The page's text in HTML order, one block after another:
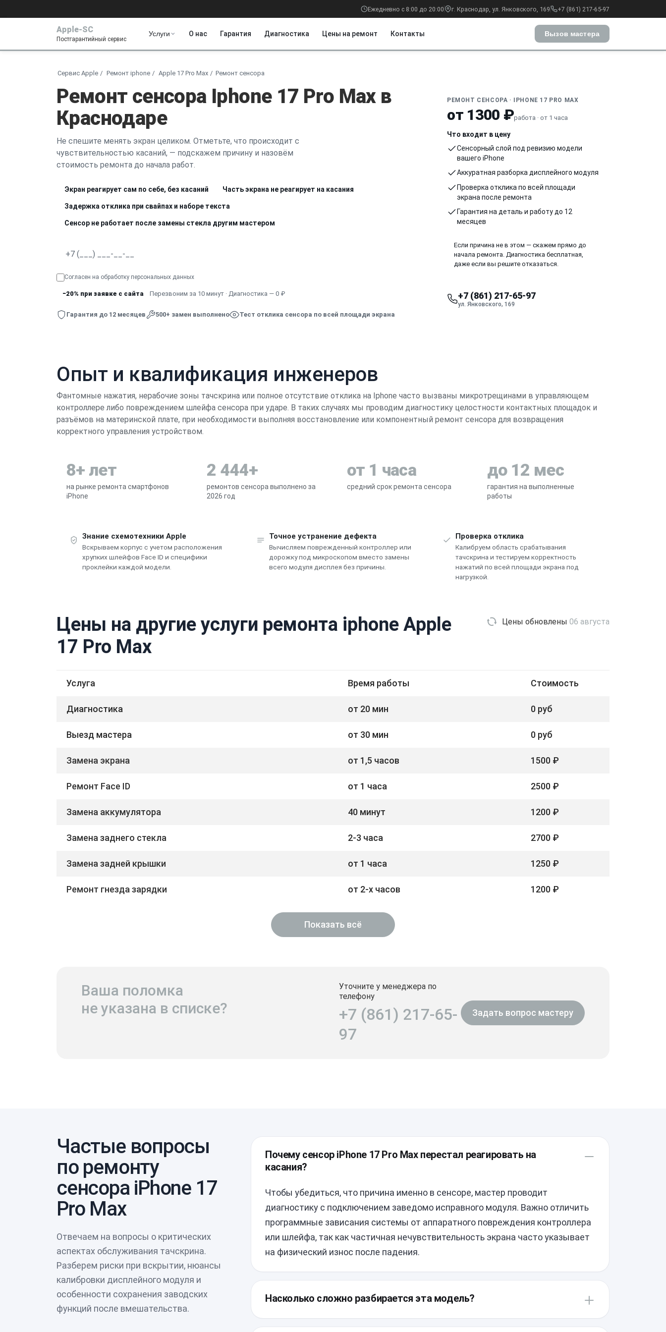
Ежедневно с 8:00 до 20:00 г. Краснодар, ул. Янковского, 169 +7 (861) 217-65-97
Apple-SC
Постгарантийный сервис
Услуги О нас Гарантия Диагностика Цены на ремонт Контакты Вызов мастера
Сервис Apple Ремонт iphone Apple 17 Pro Max Ремонт сенсора
Ремонт сенсора Iphone 17 Pro Max в
Краснодаре
Не спешите менять экран целиком. Отметьте, что происходит с
чувствительностью касаний, — подскажем причину и назовём
стоимость ремонта до начала работ.
Экран реагирует сам по себе, без касаний Часть экрана не реагирует на касания
Задержка отклика при свайпах и наборе текста
Сенсор не работает после замены стекла другим мастером
Согласен на обработку персональных данных
−20% при заявке с сайта Перезвоним за 10 минут · Диагностика — 0 ₽
Гарантия до 12 месяцев 500+ замен выполнено Тест отклика сенсора по всей площади экрана
РЕМОНТ СЕНСОРА · IPHONE 17 PRO MAX
от 1300 ₽работа · от 1 часа
Что входит в цену
Сенсорный слой под ревизию модели
вашего iPhone
Аккуратная разборка дисплейного модуля
Проверка отклика по всей площади
экрана после ремонта
Гарантия на деталь и работу до 12
месяцев
Если причина не в этом — скажем прямо до
начала ремонта. Диагностика бесплатная,
даже если вы решите отказаться.
+7 (861) 217-65-97
ул. Янковского, 169
Опыт и квалификация инженеров
Фантомные нажатия, нерабочие зоны тачскрина или полное отсутствие отклика на Iphone часто вызваны микротрещинами в управляющем
контроллере либо повреждением шлейфа сенсора при ударе. В таких случаях мы проводим диагностику целостности контактных площадок и
разъёмов на материнской плате, при необходимости выполняя восстановление или компонентный ремонт сенсора для возвращения
корректного управления устройством.
8+ лет
на рынке ремонта смартфонов
iPhone
2 444+
ремонтов сенсора выполнено за
2026 год
от 1 часа
средний срок ремонта сенсора
до 12 мес
гарантия на выполненные
работы
Знание схемотехники Apple
Вскрываем корпус с учетом расположения
хрупких шлейфов Face ID и специфики
проклейки каждой модели.
Точное устранение дефекта
Вычисляем поврежденный контроллер или
дорожку под микроскопом вместо замены
всего модуля дисплея без причины.
Проверка отклика
Калибруем область срабатывания
тачскрина и тестируем корректность
нажатий по всей площади экрана под
нагрузкой.
Цены на другие услуги ремонта iphone Apple
17 Pro Max
Цены обновлены 06 августа
Услуга Время работы Стоимость
Диагностика от 20 мин 0 руб
Выезд мастера от 30 мин 0 руб
Замена экрана от 1,5 часов 1500 ₽
Ремонт Face ID от 1 часа 2500 ₽
Замена аккумулятора 40 минут 1200 ₽
Замена заднего стекла 2-3 часа 2700 ₽
Замена задней крышки от 1 часа 1250 ₽
Ремонт гнезда зарядки от 2-х часов 1200 ₽
Показать всё
Ваша поломка
не указана в списке?
Уточните у менеджера по
телефону
+7 (861) 217-65-
97
Задать вопрос мастеру
Частые вопросы
по ремонту
сенсора iPhone 17
Pro Max
Отвечаем на вопросы о критических
аспектах обслуживания тачскрина.
Разберем риски при вскрытии, нюансы
калибровки дисплейного модуля и
особенности сохранения заводских
функций после вмешательства.
Почему сенсор iPhone 17 Pro Max перестал реагировать на
касания?
Чтобы убедиться, что причина именно в сенсоре, мастер проводит
диагностику с подключением заведомо исправного модуля. Важно отличить
программные зависания системы от аппаратного повреждения контроллера
или шлейфа, так как частичная нечувствительность экрана часто указывает
на физический износ после падения.
Насколько сложно разбирается эта модель?
Конструкция смартфона требует предельной аккуратности из-за сложной